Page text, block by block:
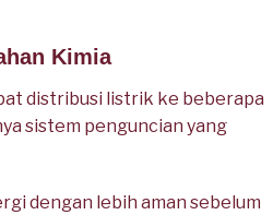
Kimia
distribusi listrik ke beberapa
sistem penguncian yang
dengan lebih aman sebelum